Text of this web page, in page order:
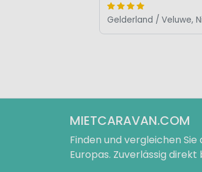
MIETCARAVAN.COM
Finden und vergleichen
Europas. Zuverlässig